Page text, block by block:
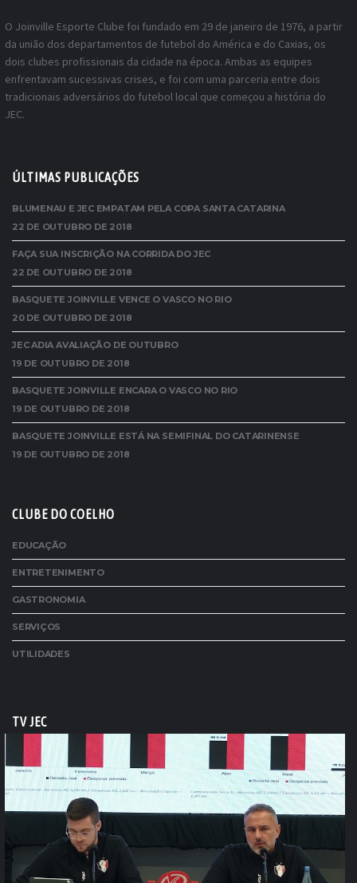
O Joinville Esporte Clube foi fundado em 29 de janeiro de 1976, a partir
da união dos departamentos de futebol do América e do Caxias, os
dois clubes profissionais da cidade na época. Ambas as equipes
enfrentavam sucessivas crises, e foi com uma parceria entre dois
tradicionais adversários do futebol local que começou a história do
JEC.
ÚLTIMAS PUBLICAÇÕES
BLUMENAU E JEC EMPATAM PELA COPA SANTA CATARINA
22 DE OUTUBRO DE 2018
FAÇA SUA INSCRIÇÃO NA CORRIDA DO JEC
22 DE OUTUBRO DE 2018
BASQUETE JOINVILLE VENCE O VASCO NO RIO
20 DE OUTUBRO DE 2018
JEC ADIA AVALIAÇÃO DE OUTUBRO
19 DE OUTUBRO DE 2018
BASQUETE JOINVILLE ENCARA O VASCO NO RIO
19 DE OUTUBRO DE 2018
BASQUETE JOINVILLE ESTÁ NA SEMIFINAL DO CATARINENSE
19 DE OUTUBRO DE 2018
CLUBE DO COELHO
EDUCAÇÃO
ENTRETENIMENTO
GASTRONOMIA
SERVIÇOS
UTILIDADES
TV JEC